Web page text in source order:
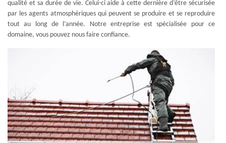
qualité et sa durée de vie. Celui-ci aide à cette dernière d’être sécurisée
par les agents atmosphériques qui peuvent se produire et se reproduire
tout au long de l’année. Notre entreprise est spécialisée pour ce
domaine, vous pouvez nous faire confiance.